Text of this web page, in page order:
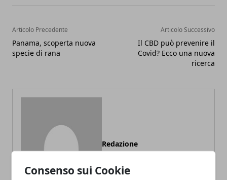
Consenso sui Cookie
Articolo Precedente
Panama, scoperta nuova
specie di rana
Articolo Successivo
Il CBD può prevenire il
Covid? Ecco una nuova
ricerca
Redazione